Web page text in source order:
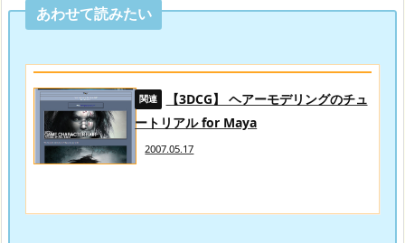
あわせて読みたい
【3DCG】 ヘアーモデリングのチュ
ートリアル for Maya
2007.05.17